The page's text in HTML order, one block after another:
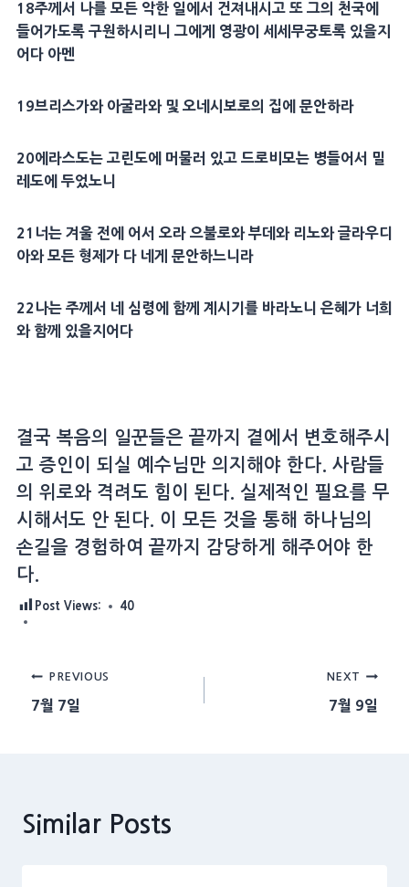
18주께서 나를 모든 악한 일에서 건져내시고 또 그의 천국에
들어가도록 구원 하시리니 그에게 영광이 세세무궁토록 있을지
어다 아멘
19브리스가와 아굴라와 및 오네시보로의 집에 문안하라
20에라스도는 고린도에 머물러 있고 드로비모는 병들어서 밀
레도에 두었노니
21 너는 겨울 전에 어서 오라 으불로와부데 와 리노와글라우디
아와 모든 형제 가 다 네게 문안하느니라
22나는 주께서 네 심령에 함께 계시기를 바라노니 은혜 가 너희
와 함께 있을지어다
결국 복음의 일꾼들은 끝까지 곁에서 변호해주시
고 증인이 되실 예수님만 의지해야 한다. 사람들
의 위로와 격려도 힘이 된다. 실제적인 필요를 무
시해서도 안 된다. 이 모든 것을 통해 하나님의
손길을 경험하여 끝까지 감당하게 해주어야 한
다.
Post Views: 40
Post
navigation
PREVIOUS
7월 7일
NEXT
7월 9일
Similar Posts